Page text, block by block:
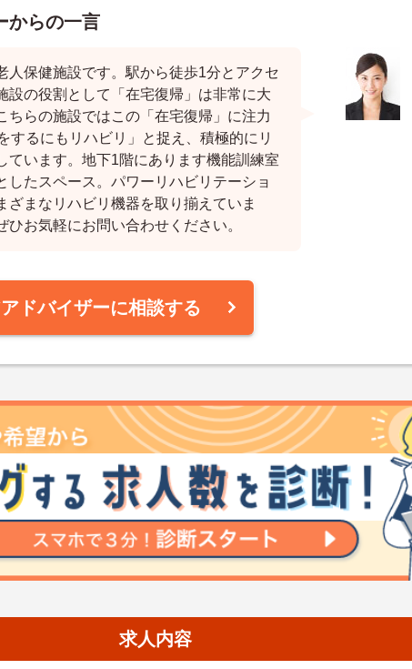
からの一言
人保健施設です。駅から徒歩1分とアクセ
設の役割として「在宅復帰」は非常に大
ちらの施設ではこの「在宅復帰」に注力
するにもリハビリ」と捉え、積極的にリ
ています。地下1階にあります機能訓練室
したスペース。パワーリハビリテーショ
ざまなリハビリ機器を取り揃えていま
お気軽にお問い合わせください。
ドバイザーに相談する
求人内容